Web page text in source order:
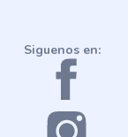
Siguenos en: